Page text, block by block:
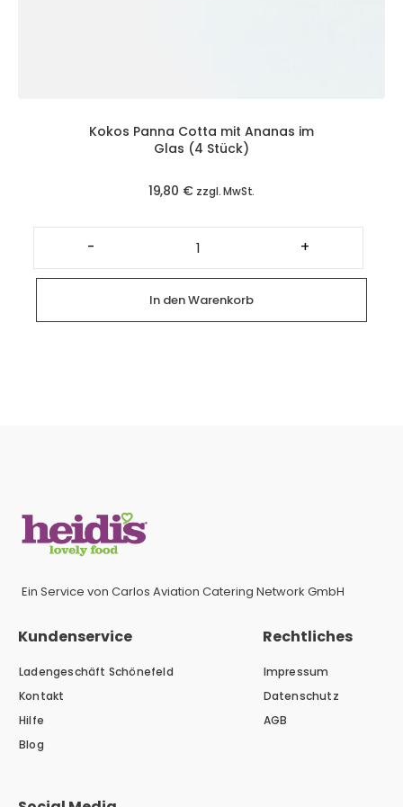
Kokos Panna Cotta mit Ananas im
Glas (4 Stück)
19,80 € zzgl. MwSt.
-
Kokos
Panna
Cotta
mit
Ananas
im
Glas
(4
+
In den Warenkorb
Ein Service von Carlos Aviation Catering Network GmbH
Kundenservice
Ladengeschäft Schönefeld
Kontakt
Hilfe
Blog
Rechtliches
Impressum
Datenschutz
AGB